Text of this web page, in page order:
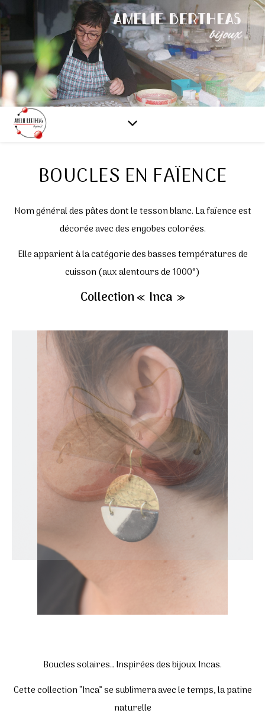
BOUCLES EN FAÏENCE
Nom général des pâtes dont le tesson blanc. La faïence est
décorée avec des engobes colorées.
Elle apparient à la catégorie des basses températures de
cuisson (aux alentours de 1000°)
Collection « Inca »
Boucles solaires… Inspirées des bijoux Incas.
Cette collection “Inca” se sublimera avec le temps, la patine
naturelle